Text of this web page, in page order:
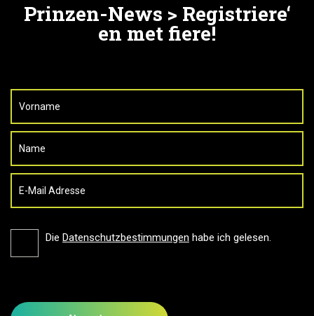
Prinzen-News > Registriere‘
en met fiere!
Die Datenschutzbestimmungen habe ich gelesen.